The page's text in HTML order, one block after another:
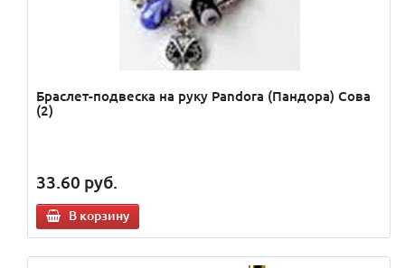
Браслет-подвеска на руку Pandora (Пандора) Сова
(2)
33.60 руб.
В корзину